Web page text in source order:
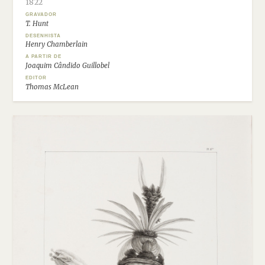
1822
GRAVADOR
T. Hunt
DESENHISTA
Henry Chamberlain
A PARTIR DE
Joaquim Cândido Guillobel
EDITOR
Thomas McLean